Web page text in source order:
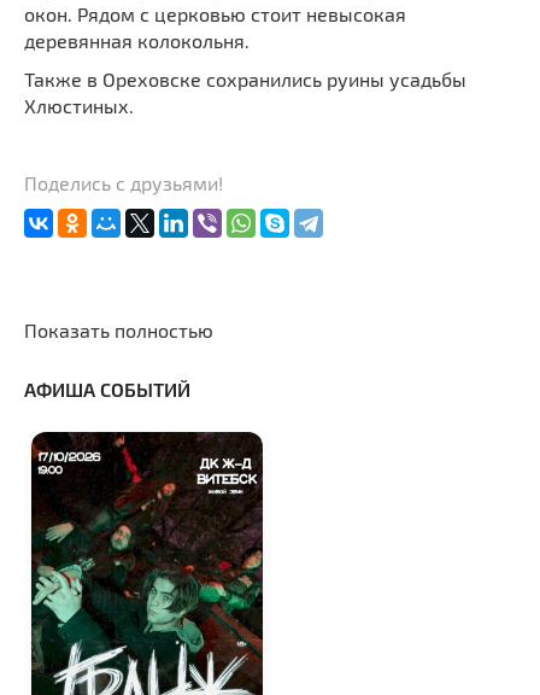
окон. Рядом с церковью стоит невысокая
деревянная колокольня.
Также в Ореховске сохранились руины усадьбы
Хлюстиных.
Поделись с друзьями!
Показать полностью
АФИША СОБЫТИЙ